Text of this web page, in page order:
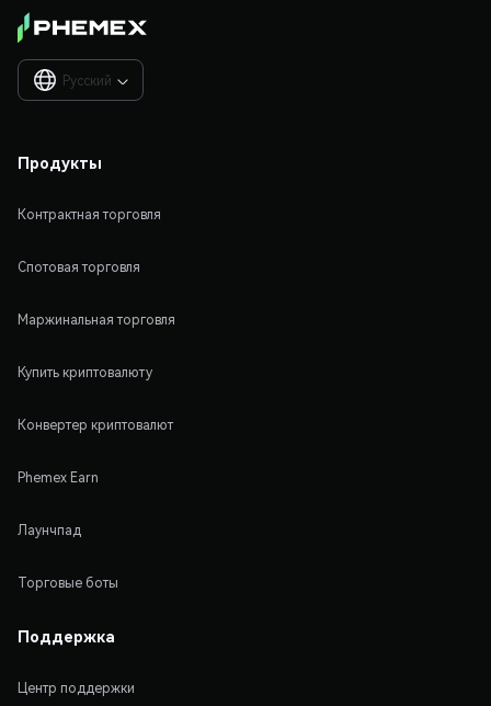
Русский 
Продукты
Контрактная торговля
Спотовая торговля
Маржинальная торговля
Купить криптовалюту
Конвертер криптовалют
Phemex Earn
Лаунчпад
Торговые боты
Поддержка
Центр поддержки